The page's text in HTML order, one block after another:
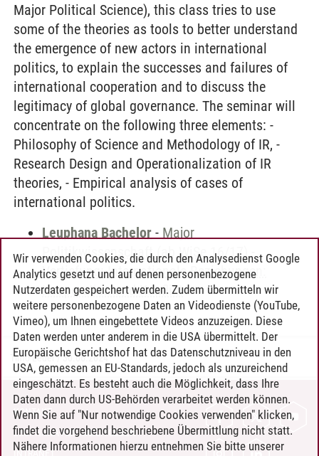
Major Political Science), this class tries to use
some of the theories as tools to better understand
the emergence of new actors in international
politics, to explain the successes and failures of
international cooperation and to discuss the
legitimacy of global governance. The seminar will
concentrate on the following three elements: -
Philosophy of Science and Methodology of IR, -
Research Design and Operationalization of IR
theories, - Empirical analysis of cases of
international politics.
Leuphana Bachelor - Major
Politikwissenschaft (ab WiSe 16/17)-
Vertiefung: Internationale Beziehungen:
Kooperation und Konflikt
Timo Leder/30.06.2024
KONTAKT
LEUPHANA ALS ARBEITGEBER
INTRANET
Wir verwenden Cookies, die durch den Analysedienst Google
Analytics gesetzt und auf denen personenbezogene
Nutzerdaten gespeichert werden. Zudem übermitteln wir
weitere personenbezogene Daten an Videodienste (YouTube,
Vimeo), um Ihnen eingebettete Videos anzuzeigen. Diese
Daten werden unter anderem in die USA übermittelt. Der
Europäische Gerichtshof hat das Datenschutzniveau in den
USA, gemessen an EU-Standards, jedoch als unzureichend
eingeschätzt. Es besteht auch die Möglichkeit, dass Ihre
Daten dann durch US-Behörden verarbeitet werden können.
Wenn Sie auf "Nur notwendige Cookies verwenden" klicken,
findet die vorgehend beschriebene Übermittlung nicht statt.
Nähere Informationen hierzu entnehmen Sie bitte unserer